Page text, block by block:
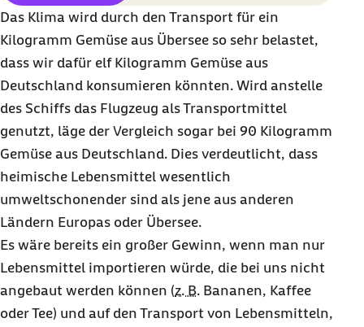
Das Klima wird durch den Transport für ein
Kilogramm Gemüse aus Übersee so sehr belastet,
dass wir dafür elf Kilogramm Gemüse aus
Deutschland konsumieren könnten. Wird anstelle
des Schiffs das Flugzeug als Transportmittel
genutzt, läge der Vergleich sogar bei 90 Kilogramm
Gemüse aus Deutschland. Dies verdeutlicht, dass
heimische Lebensmittel wesentlich
umweltschonender sind als jene aus anderen
Ländern Europas oder Übersee.
Es wäre bereits ein großer Gewinn, wenn man nur
Lebensmittel importieren würde, die bei uns nicht
angebaut werden können (z. B. Bananen, Kaffee
oder Tee) und auf den Transport von Lebensmitteln,